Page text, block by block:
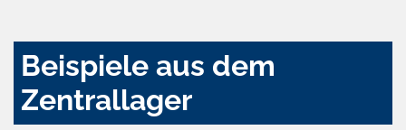
Beispiele aus dem
Zentrallager